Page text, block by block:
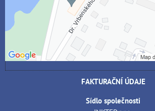
Povolit a zapamatovat - souhlas s druhem
cookie: Funkční
Otevřít obsah v novém okně
FAKTURAČNÍ ÚDAJE
Sídlo společnosti